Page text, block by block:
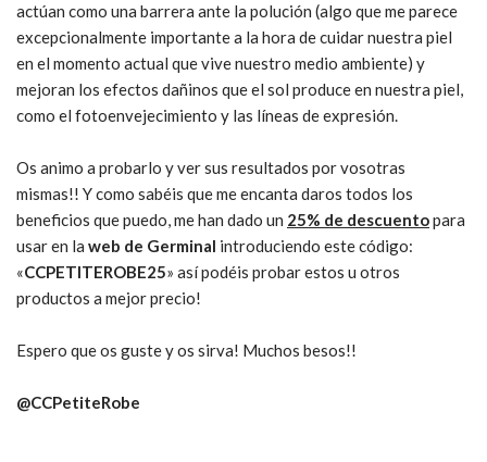
actúan como una barrera ante la polución (algo que me parece
excepcionalmente importante a la hora de cuidar nuestra piel
en el momento actual que vive nuestro medio ambiente) y
mejoran los efectos dañinos que el sol produce en nuestra piel,
como el fotoenvejecimiento y las líneas de expresión.
Os animo a probarlo y ver sus resultados por vosotras
mismas!! Y como sabéis que me encanta daros todos los
beneficios que puedo, me han dado un 25% de descuentopara
usar en la web de Germinal introduciendo este código:
«CCPETITEROBE25» así podéis probar estos u otros
productos a mejor precio!
Espero que os guste y os sirva! Muchos besos!!
@CCPetiteRobe